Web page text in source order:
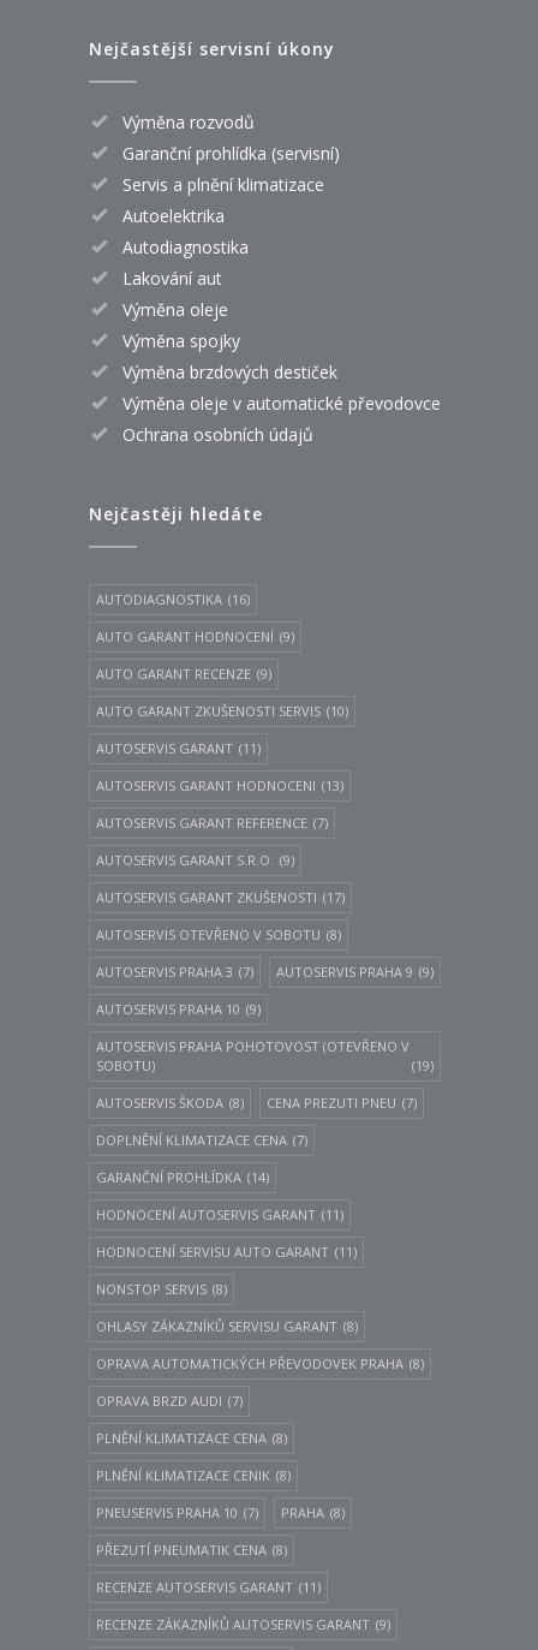
Nejčastější servisní úkony
Výměna rozvodů
Garanční prohlídka (servisní)
Servis a plnění klimatizace
Autoelektrika
Autodiagnostika
Lakování aut
Výměna oleje
Výměna spojky
Výměna brzdových destiček
Výměna oleje v automatické převodovce
Ochrana osobních údajů
Nejčastěji hledáte
AUTODIAGNOSTIKA (16)
AUTO GARANT HODNOCENÍ (9)
AUTO GARANT RECENZE (9)
AUTO GARANT ZKUŠENOSTI SERVIS (10)
AUTOSERVIS GARANT (11)
AUTOSERVIS GARANT HODNOCENI (13)
AUTOSERVIS GARANT REFERENCE (7)
AUTOSERVIS GARANT S.R.O. (9)
AUTOSERVIS GARANT ZKUŠENOSTI (17)
AUTOSERVIS OTEVŘENO V SOBOTU (8)
AUTOSERVIS PRAHA 3 (7) AUTOSERVIS PRAHA 9 (9)
AUTOSERVIS PRAHA 10 (9)
AUTOSERVIS PRAHA POHOTOVOST (OTEVŘENO V
SOBOTU)
(19)
AUTOSERVIS ŠKODA (8) CENA PREZUTI PNEU (7)
DOPLNĚNÍ KLIMATIZACE CENA (7)
GARANČNÍ PROHLÍDKA (14)
HODNOCENÍ AUTOSERVIS GARANT (11)
HODNOCENÍ SERVISU AUTO GARANT (11)
NONSTOP SERVIS (8)
OHLASY ZÁKAZNÍKŮ SERVISU GARANT (8)
OPRAVA AUTOMATICKÝCH PŘEVODOVEK PRAHA (8)
OPRAVA BRZD AUDI (7)
PLNĚNÍ KLIMATIZACE CENA (8)
PLNĚNÍ KLIMATIZACE CENIK (8)
PNEUSERVIS PRAHA 10 (7) PRAHA (8)
PŘEZUTÍ PNEUMATIK CENA (8)
RECENZE AUTOSERVIS GARANT (11)
RECENZE ZÁKAZNÍKŮ AUTOSERVIS GARANT (9)